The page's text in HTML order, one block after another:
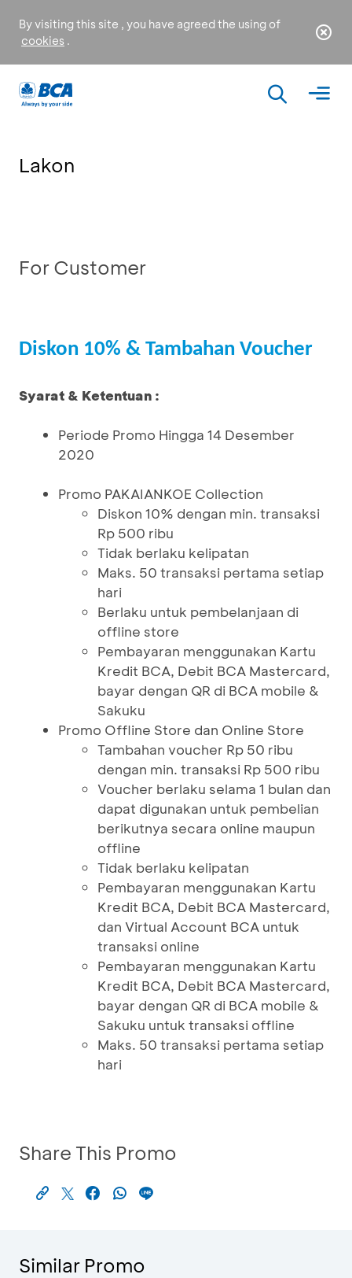
By visiting this site , you have agreed the using of
cookies .
Lakon
For Customer
Diskon 10% & Tambahan Voucher
Syarat & Ketentuan :
Periode Promo Hingga 14 Desember
2020
Promo PAKAIANKOE Collection
Diskon 10% dengan min. transaksi
Rp 500 ribu
Tidak berlaku kelipatan
Maks. 50 transaksi pertama setiap
hari
Berlaku untuk pembelanjaan di
offline store
Pembayaran menggunakan Kartu
Kredit BCA, Debit BCA Mastercard,
bayar dengan QR di BCA mobile &
Sakuku
Promo Offline Store dan Online Store
Tambahan voucher Rp 50 ribu
dengan min. transaksi Rp 500 ribu
Voucher berlaku selama 1 bulan dan
dapat digunakan untuk pembelian
berikutnya secara online maupun
offline
Tidak berlaku kelipatan
Pembayaran menggunakan Kartu
Kredit BCA, Debit BCA Mastercard,
dan Virtual Account BCA untuk
transaksi online
Pembayaran menggunakan Kartu
Kredit BCA, Debit BCA Mastercard,
bayar dengan QR di BCA mobile &
Sakuku untuk transaksi offline
Maks. 50 transaksi pertama setiap
hari
Share This Promo
Similar Promo